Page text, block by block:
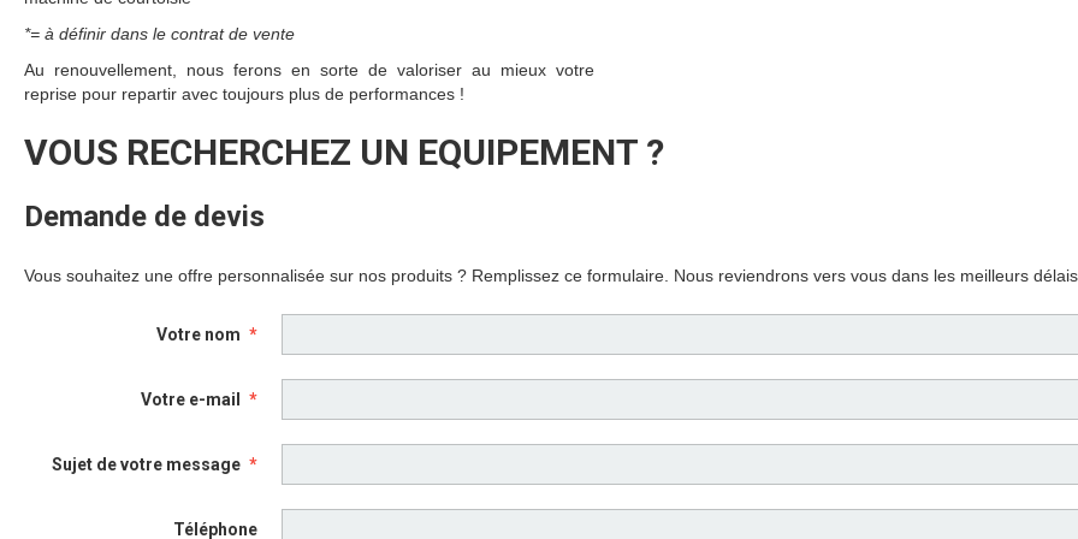
*= à définir dans le contrat de vente
Au renouvellement, nous ferons en sorte de valoriser au mieux votre
reprise pour repartir avec toujours plus de performances !
VOUS RECHERCHEZ UN EQUIPEMENT ?
Demande de devis
Vous souhaitez une offre personnalisée sur nos produits ? Remplissez ce formulaire. Nous reviendrons vers vous dans les meilleurs
Votre nom
Votre e-mail
Sujet de votre message
Téléphone